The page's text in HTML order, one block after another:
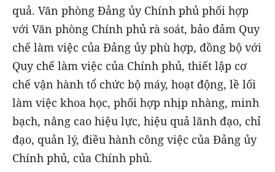
quả. Văn phòng Đảng ủy Chính phủ phối hợp
với Văn phòng Chính phủ rà soát, bảo đảm Quy
chế làm việc của Đảng ủy phù hợp, đồng bộ với
Quy chế làm việc của Chính phủ, thiết lập cơ
chế vận hành tổ chức bộ máy, hoạt động, lề lối
làm việc khoa học, phối hợp nhịp nhàng, minh
bạch, nâng cao hiệu lực, hiệu quả lãnh đạo, chỉ
đạo, quản lý, điều hành công việc của Đảng ủy
Chính phủ, của Chính phủ.